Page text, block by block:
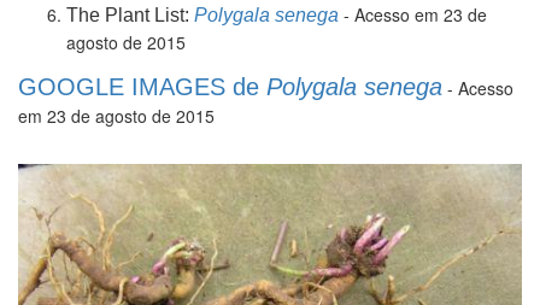
The Plant List: Polygala senega - Acesso em 23 de
agosto de 2015
GOOGLE IMAGES de Polygala senega - Acesso
em 23 de agosto de 2015